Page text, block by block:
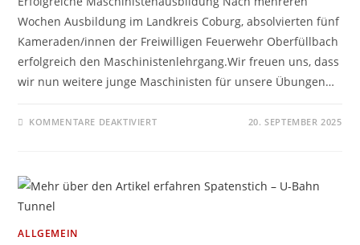
Wochen Ausbildung im Landkreis Coburg, absolvierten fünf
Kameraden/innen der Freiwilligen Feuerwehr Oberfüllbach
erfolgreich den Maschinistenlehrgang.Wir freuen uns, dass
wir nun weitere junge Maschinisten für unsere Übungen…
KOMMENTARE DEAKTIVIERTFÜR 20. SEPTEMBER 2025
ALLGEMEIN